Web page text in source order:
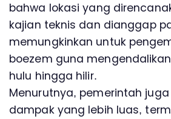
bahwa lokasi yang
kajian teknis dan dianggap
memungkinkan untuk
boezem guna
hulu hingga hilir.
Menurutnya, pemerintah
dampak yang lebih luas,